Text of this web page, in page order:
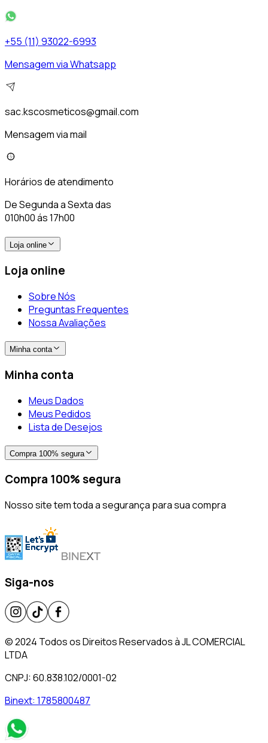
+55 (11) 93022-6993
Mensagem via Whatsapp
sac.kscosmeticos@gmail.com
Mensagem via mail
Horários de atendimento
De Segunda a Sexta das
010h00 ás 17h00
Loja online
Loja online
Sobre Nós
Preguntas Frequentes
Nossa Avaliações
Minha conta
Minha conta
Meus Dados
Meus Pedidos
Lista de Desejos
Compra 100% segura
Compra 100% segura
Nosso site tem toda a segurança para sua compra
Siga-nos
© 2024 Todos os Direitos Reservados à JL COMERCIAL
LTDA
CNPJ: 60.838.102/0001-02
Binext: 1785800487